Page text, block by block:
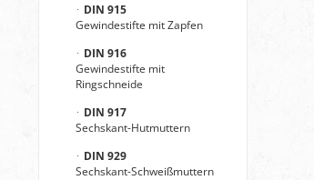
DIN 915
Gewindestifte mit Zapfen
DIN 916
Gewindestifte mit
Ringschneide
DIN 917
Sechskant-Hutmuttern
DIN 929
Sechskant-Schweißmuttern